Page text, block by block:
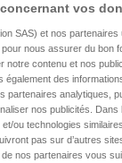
la meilleure
les cas,
de
pas confier la
en
vos
SAS) et nos
nous assurer du bon
notre contenu et nos
également des
partenaires analytiques,
nos publicités. Dans
ou technologies
pas sur d’autres
nos partenaires vous